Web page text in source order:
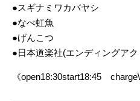
●スギナミワカバヤシ
●なべ虹魚
●げんこつ
●日本道楽社(エンディングアク
《open18:30start18:45